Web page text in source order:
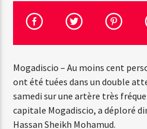
07:00 22:00
Mogadiscio – Au moins cent
ont été tuées dans un double
samedi sur une artère très
capitale Mogadiscio, a déploré
Hassan Sheikh Mohamud.